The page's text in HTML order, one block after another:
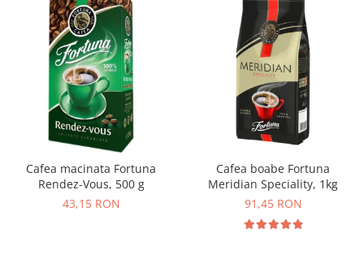
Cafea macinata Fortuna
Rendez-Vous, 500 g
43,15 RON
Cafea boabe Fortuna
Meridian Speciality, 1kg
91,45 RON